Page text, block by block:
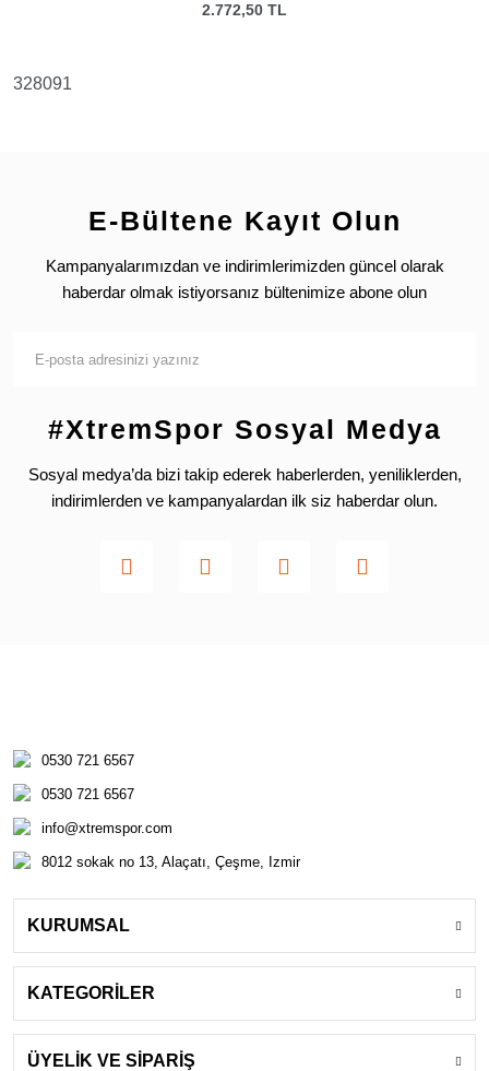
2.772,50 TL
328091
E-Bültene Kayıt Olun
Kampanyalarımızdan ve indirimlerimizden güncel olarak
haberdar olmak istiyorsanız bültenimize abone olun
#XtremSpor Sosyal Medya
Sosyal medya’da bizi takip ederek haberlerden, yeniliklerden,
indirimlerden ve kampanyalardan ilk siz haberdar olun.
0530 721 6567
0530 721 6567
info@xtremspor.com
8012 sokak no 13, Alaçatı, Çeşme, Izmir
KURUMSAL
KATEGORİLER
ÜYELİK VE SİPARİŞ